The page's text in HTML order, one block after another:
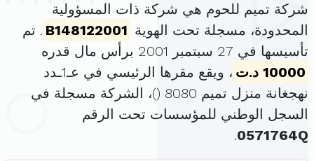
شركة تميم للحوم هي شركة ذات المسؤولية
المحدودة، مسجلة تحت الهوية B148122001 . تم
تأسيسها في 27 سبتمبر 2001 برأس مال قدره
10000 د.ت
، ويقع مقرها الرئيسي في عـ1ـدد
نهجغانة منزل تميم 8080 (
)، الشركة مسجلة في
السجل الوطني للمؤسسات تحت الرقم
0571764Q
.